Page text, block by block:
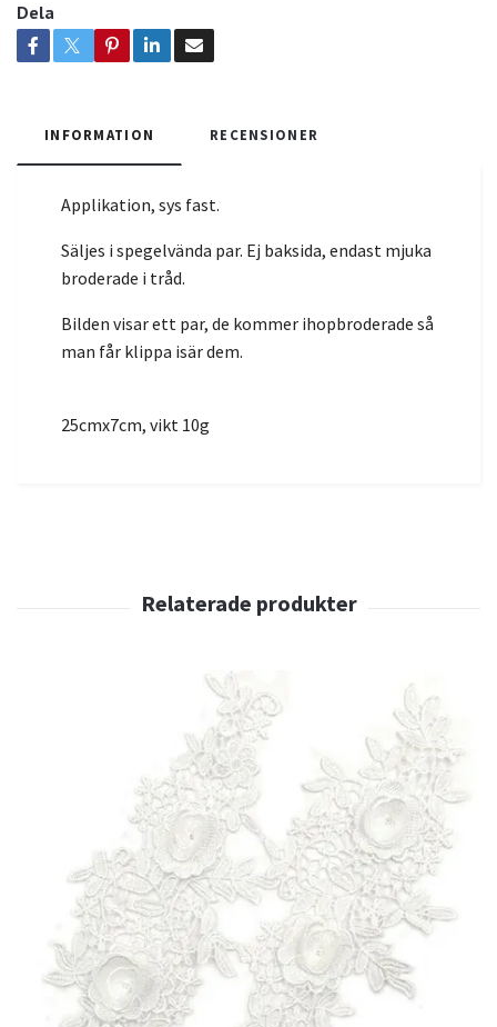
Dela
INFORMATION RECENSIONER
Applikation, sys fast.
Säljes i spegelvända par. Ej baksida, endast mjuka
broderade i tråd.
Bilden visar ett par, de kommer ihopbroderade så
man får klippa isär dem.
25cmx7cm, vikt 10g